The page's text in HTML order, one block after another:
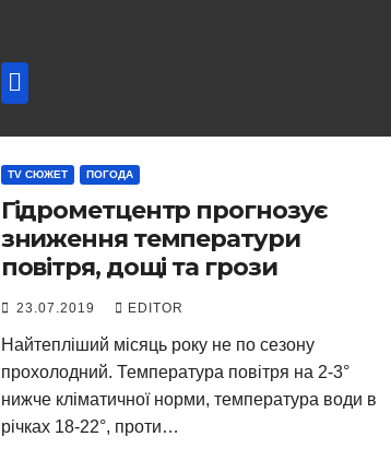
TV СЮЖЕТ ПОГОДА
Гідрометцентр прогнозує
зниження температури
повітря, дощі та грози
23.07.2019 EDITOR
Найтепліший місяць року не по сезону
прохолодний. Температура повітря на 2-3°
нижче кліматичної норми, температура води в
річках 18-22°, проти…